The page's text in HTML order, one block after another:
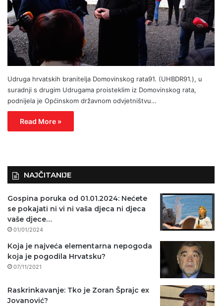
Udruga hrvatskih branitelja Domovinskog rata91. (UHBDR91.), u
suradnji s drugim Udrugama proisteklim iz Domovinskog rata,
podnijela je Općinskom državnom odvjetništvu…
Read More »
NAJČITANIJE
Gospina poruka od 01.01.2024: Nećete
se pokajati ni vi ni vaša djeca ni djeca
vaše djece…
01/01/2024
Koja je najveća elementarna nepogoda
koja je pogodila Hrvatsku?
07/11/2021
Raskrinkavanje: Tko je Zoran Šprajc ex
Jovanović?